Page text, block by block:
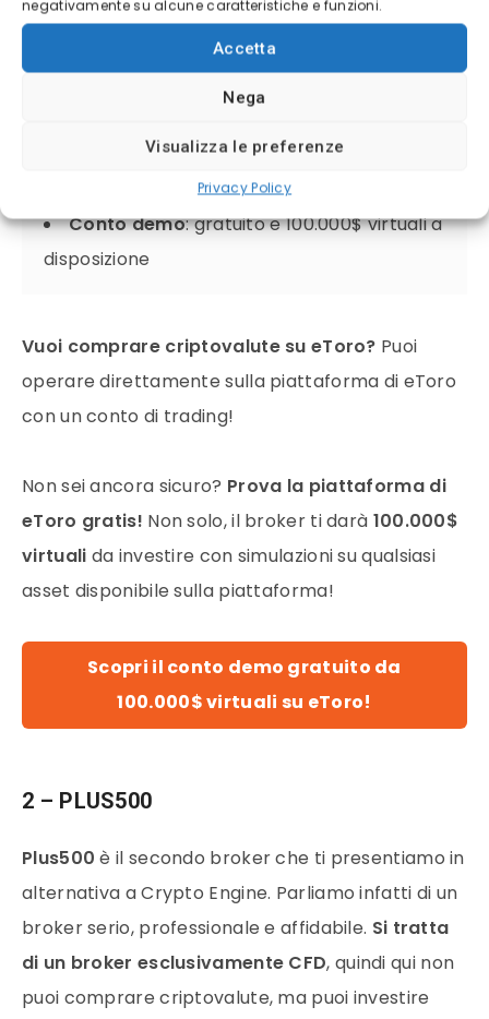
negativamente su alcune caratteristiche e funzioni.
Accetta
Nega
Visualizza le preferenze
Privacy Policy
(Regno Unito) e ASIC (Australia).
: possibilità di investire sulle
criptovalute e di acquistarle direttamente
Deposito minimo : 50$
: Social trading e copy trading
Conto demo: gratuito e 100.000$ virtuali a
disposizione
Vuoi comprare criptovalute su eToro? Puoi
operare direttamente sulla piattaforma di eToro
con un conto di trading!
Non sei ancora sicuro? Prova la piattaforma di
eToro gratis! Non solo, il broker ti darà 100.000$
virtuali da investire con simulazioni su qualsiasi
asset disponibile sulla piattaforma!
Scopri il conto demo gratuito da
100.000$ virtuali su eToro!
2 – PLUS500
Plus500 è il secondo broker che ti presentiamo in
alternativa a Crypto Engine. Parliamo infatti di un
broker serio, professionale e affidabile. Si tratta
di un broker esclusivamente CFD, quindi qui non
puoi comprare criptovalute, ma puoi investire